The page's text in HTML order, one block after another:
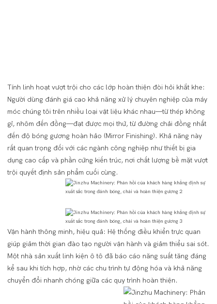
Tính linh hoạt vượt trội cho các lớp hoàn thiện đòi hỏi khắt khe:
Người dùng đánh giá cao khả năng xử lý chuyên nghiệp của máy
móc chúng tôi trên nhiều loại vật liệu khác nhau—từ thép không
gỉ, nhôm đến đồng—đạt được mọi thứ, từ đường chải đồng nhất
đến độ bóng gương hoàn hảo (Mirror Finishing). Khả năng này
rất quan trọng đối với các ngành công nghiệp như thiết bị gia
dụng cao cấp và phần cứng kiến ​​trúc, nơi chất lượng bề mặt vượt
trội quyết định sản phẩm cuối cùng.
Vận hành thông minh, hiệu quả: Hệ thống điều khiển trực quan
giúp giảm thời gian đào tạo người vận hành và giảm thiểu sai sót.
Một nhà sản xuất linh kiện ô tô đã báo cáo năng suất tăng đáng
kể sau khi tích hợp, nhờ các chu trình tự động hóa và khả năng
chuyển đổi nhanh chóng giữa các quy trình hoàn thiện.